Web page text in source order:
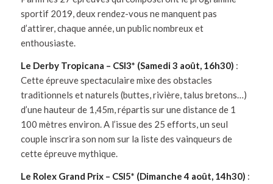
sportif 2019, deux rendez-vous ne manquent pas
d’attirer, chaque année, un public nombreux et
enthousiaste.
Le Derby Tropicana – CSI3* (Samedi 3 août, 16h30) :
Cette épreuve spectaculaire mixe des obstacles
traditionnels et naturels (buttes, rivière, talus bretons…)
d’une hauteur de 1,45m, répartis sur une distance de 1
100 mètres environ. A l’issue des 25 efforts, un seul
couple inscrira son nom sur la liste des vainqueurs de
cette épreuve mythique.
Le Rolex Grand Prix – CSI5* (Dimanche 4 août, 14h30) :